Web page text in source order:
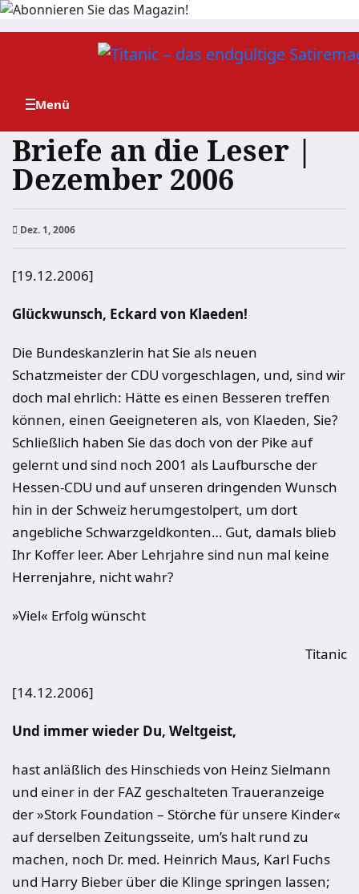
Zum
Briefe an die Leser |
Dezember 2006
Dez. 1, 2006
[19.12.2006]
Glückwunsch, Eckard von Klaeden!
Die Bundeskanzlerin hat Sie als neuen
Schatzmeister der CDU vorgeschlagen, und, sind wir
doch mal ehrlich: Hätte es einen Besseren treffen
können, einen Geeigneteren als, von Klaeden, Sie?
Schließlich haben Sie das doch von der Pike auf
gelernt und sind noch 2001 als Laufbursche der
Hessen-CDU und auf unseren dringenden Wunsch
hin in der Schweiz herumgestolpert, um dort
angebliche Schwarzgeldkonten… Gut, damals blieb
Ihr Koffer leer. Aber Lehrjahre sind nun mal keine
Herrenjahre, nicht wahr?
»Viel« Erfolg wünscht
Titanic
[14.12.2006]
Und immer wieder Du, Weltgeist,
hast anläßlich des Hinschieds von Heinz Sielmann
und einer in der FAZ geschalteten Traueranzeige
der »Stork Foundation – Störche für unsere Kinder«
auf derselben Zeitungsseite, um’s halt rund zu
machen, noch Dr. med. Heinrich Maus, Karl Fuchs
und Harry Bieber über die Klinge springen lassen;